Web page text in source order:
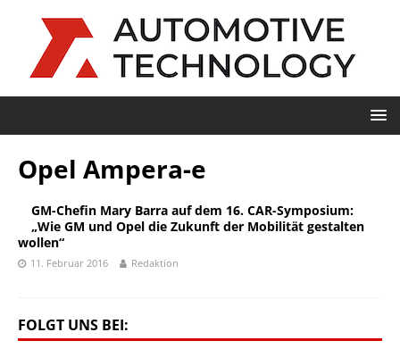
Opel Ampera-e
GM-Chefin Mary Barra auf dem 16. CAR-Symposium:
„Wie GM und Opel die Zukunft der Mobilität gestalten
wollen“
11. Februar 2016 Redaktion
FOLGT UNS BEI: